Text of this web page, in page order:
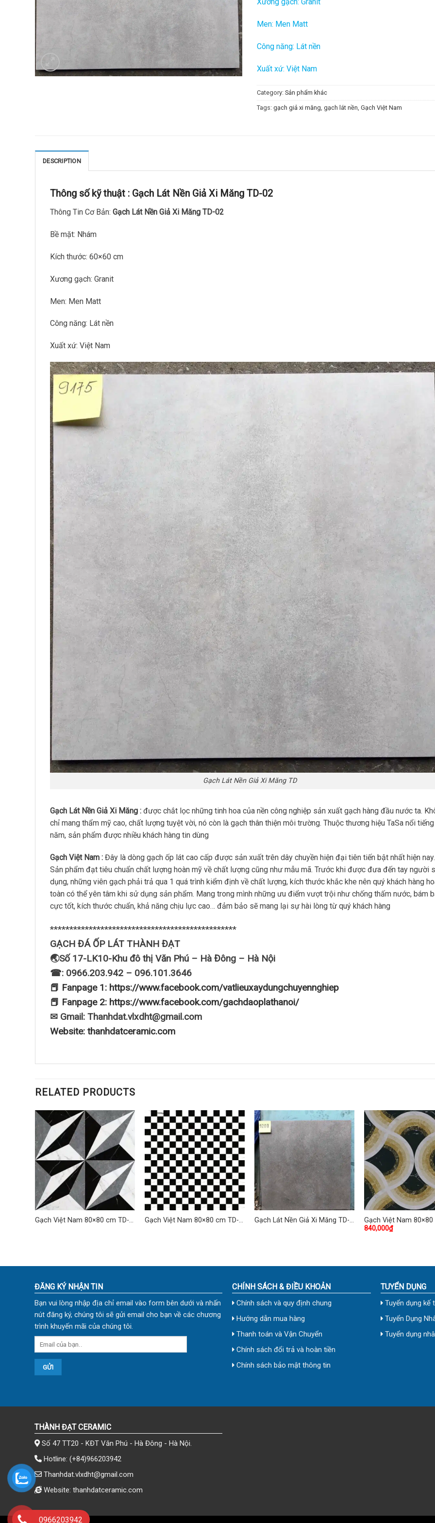
Xương gạch: Granit
Men: Men Matt
Công năng: Lát nền
Xuất xứ: Việt Nam
Category: Sản phẩm khác
Tags: gạch giả xi măng gạch lát nền Gạch Việt Nam
DESCRIPTION
Thông số kỹ thuật : Gạch Lát Nền Giả Xi Măng TD-02
Thông Tin Cơ Bản: Gạch Lát Nền Giả Xi Măng TD-02
Bề mặt: Nhám
Kích thước: 60×60 cm
Xương gạch: Granit
Men: Men Matt
Công năng: Lát nền
Xuất xứ: Việt Nam
Gạch Lát Nền Giả Xi Măng TD
Gạch Lát Nền Giả Xi Măng : được chắt lọc những tinh hoa của nền công nghiệp sản xuất gạch hàng đầu nước ta.
chỉ mang thẩm mỹ cao, chất lượng tuyệt vời, nó còn là gạch thân thiện môi trường. Thuộc thương hiệu TaSa nổi
năm, sản phẩm được nhiều khách hàng tin dùng
Gạch Việt Nam : Đây là dòng gạch ốp lát cao cấp được sản xuất trên dây chuyền hiện đại tiên tiến bật nhất hiện nay.
Sản phẩm đạt tiêu chuẩn chất lượng hoàn mỹ về chất lượng cũng như mẫu mã. Trước khi được đưa đến tay người
dụng, những viên gạch phải trả qua 1 quá trình kiểm định về chất lượng, kích thước khắc khe nên quý khách hàng
toàn có thể yên tâm khi sử dụng sản phẩm. Mang trong mình những ưu điểm vượt trội như chống thấm nước, bám
cực tốt, kích thước chuẩn, khả năng chịu lực cao… đảm bảo sẽ mang lại sự hài lòng từ quý khách hàng
************************************************
GẠCH ĐÁ ỐP LÁT THÀNH ĐẠT
🌏Số 17-LK10-Khu đô thị Văn Phú – Hà Đông – Hà Nội
☎: 0966.203.942 – 096.101.3646
📕 Fanpage 1: https://www.facebook.com/vatlieuxaydungchuyennghiep
📕 Fanpage 2: https://www.facebook.com/gachdaoplathanoi/
✉ Gmail: Thanhdat.vlxdht@gmail.com
Website: thanhdatceramic.com
RELATED PRODUCTS
Gạch Việt Nam 80×80 cm TD-
Gạch Việt Nam 80×80 cm TD-
Gạch Lát Nền Giả Xi Măng TD-
Gạch Việt Nam 80×80
28
840,000₫
ĐĂNG KÝ NHẬN TIN
Bạn vui lòng nhập địa chỉ email vào form bên dưới và nhấn
nút đăng ký, chúng tôi sẽ gửi email cho bạn về các chương
trình khuyến mãi của chúng tôi.
CHÍNH SÁCH & ĐIỀU KHOẢN
Chính sách và quy định chung
Hướng dẫn mua hàng
Thanh toán và Vận Chuyển
Chính sách đổi trả và hoàn tiền
Chính sách bảo mật thông tin
TUYỂN DỤNG
Tuyển dụng kế
Tuyển Dụng
Tuyển dụng
THÀNH ĐẠT CERAMIC
Số 47 TT20 - KĐT Văn Phú - Hà Đông - Hà Nội.
Hotline: (+84)966203942
Thanhdat.vlxdht@gmail.com
Website: thanhdatceramic.com
0966203942